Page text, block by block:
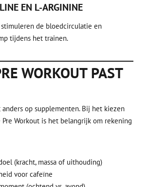
EN L-ARGININE
de bloedcirculatie en
tijdens het trainen.
WORKOUT PAST
op supplementen. Bij het kiezen
Workout is het belangrijk om rekening
(kracht, massa of uithouding)
voor cafeïne